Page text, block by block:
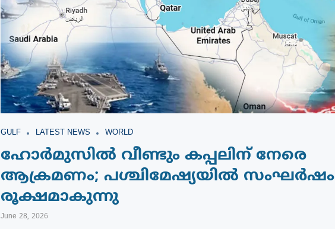
GULF LATEST NEWS WORLD
ഹോർമുസിൽ വീണ്ടും കപ്പലിന് നേരെ
ആക്രമണം; പശ്ചിമേഷ്യയിൽ സംഘർഷം
രൂക്ഷമാകുന്നു
June 28, 2026